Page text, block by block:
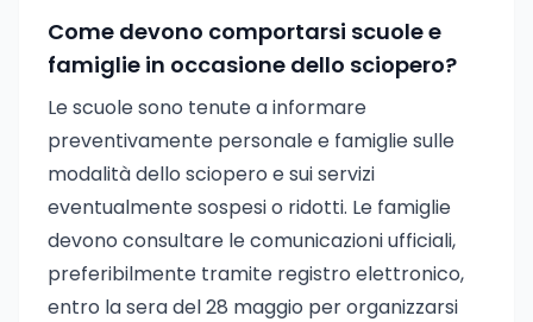
Come devono comportarsi scuole e
famiglie in occasione dello sciopero?
Le scuole sono tenute a informare
preventivamente personale e famiglie sulle
modalità dello sciopero e sui servizi
eventualmente sospesi o ridotti. Le famiglie
devono consultare le comunicazioni ufficiali,
preferibilmente tramite registro elettronico,
entro la sera del 28 maggio per organizzarsi